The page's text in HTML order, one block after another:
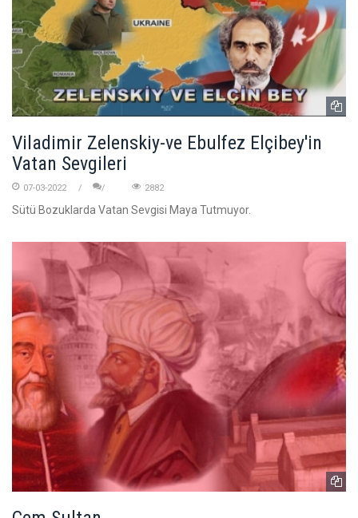
Viladimir Zelenskiy-ve Ebulfez Elçibey'in
Vatan Sevgileri
07-03-2022 2882
Sütü Bozuklarda Vatan Sevgisi Maya Tutmuyor.